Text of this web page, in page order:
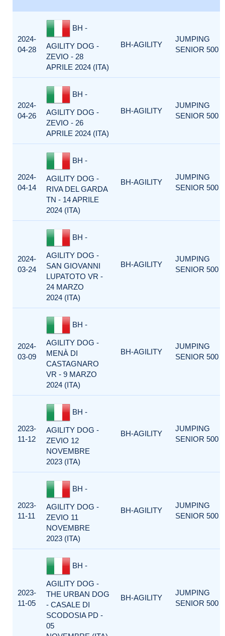
2024-
04-28
BH -
AGILITY DOG -
ZEVIO - 28
APRILE 2024 (ITA)
BH-AGILITY
JUMPING
SENIOR 500
2024-
04-26
BH -
AGILITY DOG -
ZEVIO - 26
APRILE 2024 (ITA)
BH-AGILITY
JUMPING
SENIOR 500
2024-
04-14
BH -
AGILITY DOG -
RIVA DEL GARDA
TN - 14 APRILE
2024 (ITA)
BH-AGILITY
JUMPING
SENIOR 500
2024-
03-24
BH -
AGILITY DOG -
SAN GIOVANNI
LUPATOTO VR -
24 MARZO
2024 (ITA)
BH-AGILITY
JUMPING
SENIOR 500
2024-
03-09
BH -
AGILITY DOG -
MENÀ DI
CASTAGNARO
VR - 9 MARZO
2024 (ITA)
BH-AGILITY
JUMPING
SENIOR 500
2023-
11-12
BH -
AGILITY DOG -
ZEVIO 12
NOVEMBRE
2023 (ITA)
BH-AGILITY
JUMPING
SENIOR 500
2023-
11-11
BH -
AGILITY DOG -
ZEVIO 11
NOVEMBRE
2023 (ITA)
BH-AGILITY
JUMPING
SENIOR 500
2023-
11-05
BH -
AGILITY DOG -
THE URBAN DOG
- CASALE DI
SCODOSIA PD -
05
BH-AGILITY
JUMPING
SENIOR 500